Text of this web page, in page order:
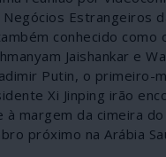
Estrangeiros
conhecido como
Jaishankar e
Putin, o primeiro-
Xi Jinping irão
à margem da cimeira
próximo na Arábia